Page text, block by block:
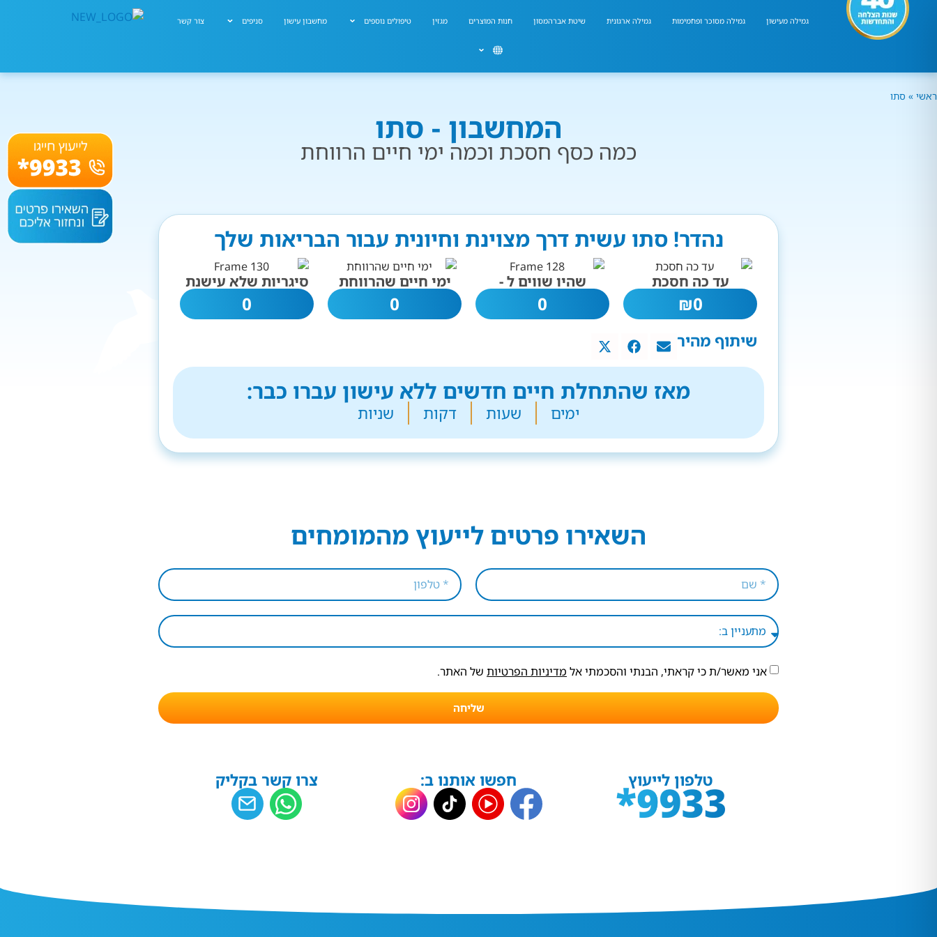
גמילה מעישון גמילה מסוכר ופחמימות גמילה ארגונית שיטת אברהמסון חנות המוצרים מגזין טיפולים נוספים מחשבון עישון סניפים צור קשר
ראשי » סתו
המחשבון - סתו
כמה כסף חסכת וכמה ימי חיים הרווחת
נהדר! סתו עשית דרך מצוינת וחיונית עבור הבריאות שלך
עד כה חסכת
0
₪
שהיו שווים ל -
0
ימי חיים שהרווחת
0
סיגריות שלא עישנת
0
שיתוף מהיר
מאז שהתחלת חיים חדשים ללא עישון עברו כבר:
ימים שעות דקות שניות
השאירו פרטים לייעוץ מהמומחים
אני מאשר/ת כי קראתי, הבנתי והסכמתי אל מדיניות הפרטיות של האתר.
שליחה
טלפון לייעוץ חפשו אותנו ב: צרו קשר בקליק